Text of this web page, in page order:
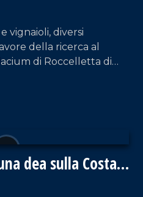
vignaioli, diversi
della ricerca al
di Roccelletta di
dea sulla Costa